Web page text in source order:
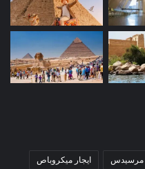
مرسيدس ايجار ميكروباص